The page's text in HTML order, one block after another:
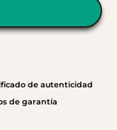
de autenticidad
de garantía